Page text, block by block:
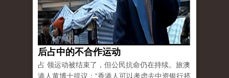
后占中的不合作运动
占 领运动被结束了，但公民抗命仍在持续。旅澳
港人黄博士提议：“香港人可以考虑去中资银行挤